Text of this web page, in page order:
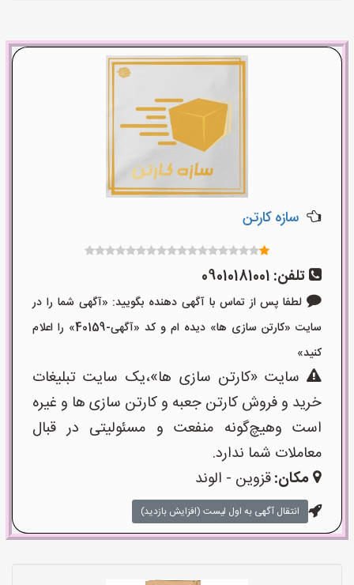
سازه کارتن
تلفن: 09010181001
لطفا پس از تماس با آگهی دهنده بگویید: «آگهی شما را در
سایت «کارتن سازی ها» دیده ام و کد «آگهی-40159» را اعلام
کنید»
سایت «کارتن سازی ها»،یک سایت تبلیغات
خرید و فروش کارتن جعبه و کارتن سازی ها و غیره
است وهیچ‌گونه منفعت و مسئولیتی در قبال
معاملات شما ندارد.
مکان:قزوین - الوند
انتقال آگهی به اول لیست (افزایش بازدید)